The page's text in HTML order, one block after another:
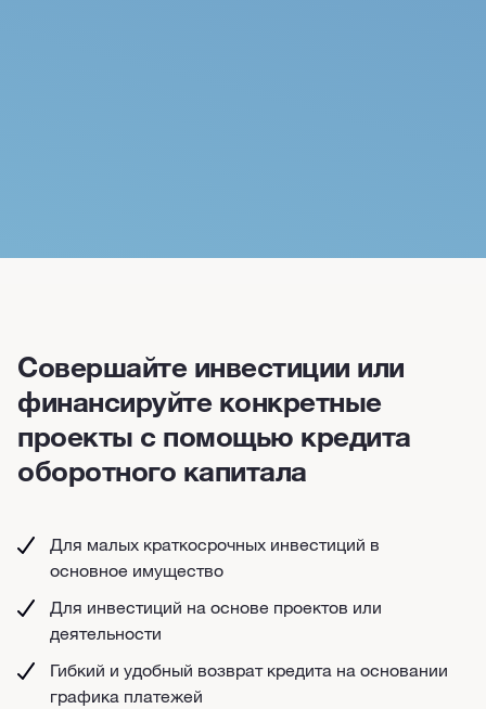
Совершайте инвестиции или
финансируйте конкретные
проекты с помощью кредита
оборотного капитала
Для малых краткосрочных инвестиций в
основное имущество
Для инвестиций на основе проектов или
деятельности
Гибкий и удобный возврат кредита на основании
графика платежей